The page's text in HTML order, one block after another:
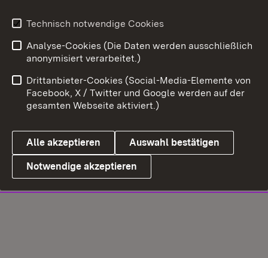
Technisch notwendige Cookies
Analyse-Cookies (Die Daten werden ausschließlich
anonymisiert verarbeitet.)
Drittanbieter-Cookies (Social-Media-Elemente von
Facebook, X / Twitter und Google werden auf der
gesamten Webseite aktiviert.)
Alle akzeptieren Auswahl bestätigen
Notwendige akzeptieren